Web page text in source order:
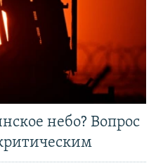
небо? Вопрос